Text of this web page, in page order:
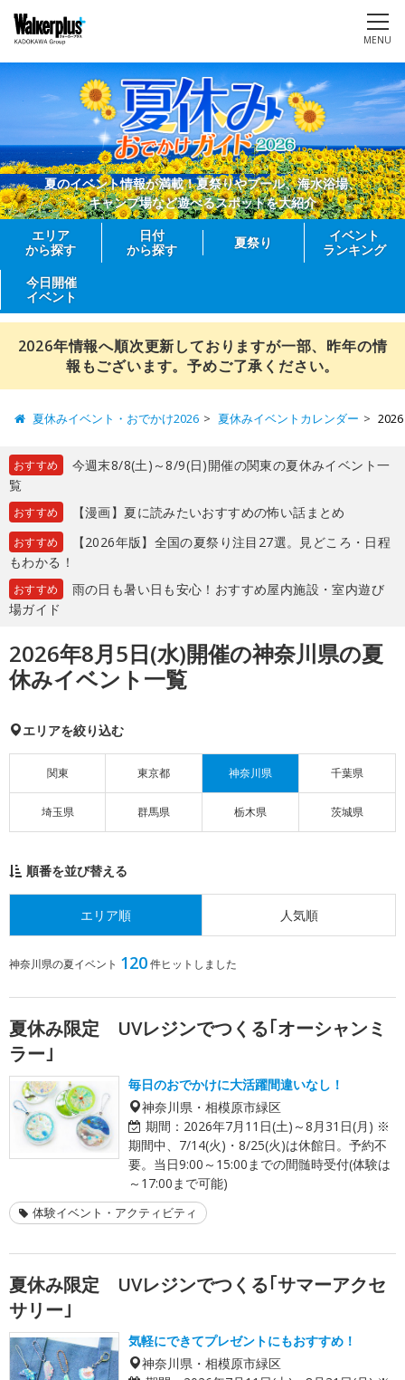
MENU
夏のイベント情報が満載！夏祭りやプール、海水浴場、
キャンプ場など遊べるスポットを大紹介
エリア
から探す
日付
から探す
夏祭り
イベント
ランキング
今日開催
イベント
2026年情報へ順次更新しておりますが一部、昨年の情
報もございます。予めご了承ください。
夏休みイベント・おでかけ2026 夏休みイベントカレンダー
おすすめ
今週末8/8(土)～8/9(日)開催の関東の夏休みイベント一
覧
おすすめ 【漫画】夏に読みたいおすすめの怖い話まとめ
おすすめ
【2026年版】全国の夏祭り注目27選。見どころ・日程
もわかる！
おすすめ
雨の日も暑い日も安心！おすすめ屋内施設・室内遊び
場ガイド
2026年8月5日(水)開催の神奈川県の夏
休みイベント一覧
エリアを絞り込む
関東 東京都 神奈川県 千葉県
埼玉県 群馬県 栃木県 茨城県
順番を並び替える
エリア順 人気順
神奈川県の夏イベント 120件ヒットしました
夏休み限定 UVレジンでつくる｢オーシャンミ
ラー｣
毎日のおでかけに大活躍間違いなし！
神奈川県・相模原市緑区
期間： 2026年7月11日(土)～8月31日(月) ※
期間中、7/14(火)・8/25(火)は休館日。予約不
要。当日9:00～15:00までの間髄時受付(体験は
～17:00まで可能)
体験イベント・アクティビティ
夏休み限定 UVレジンでつくる｢サマーアクセ
サリー｣
気軽にできてプレゼントにもおすすめ！
神奈川県・相模原市緑区